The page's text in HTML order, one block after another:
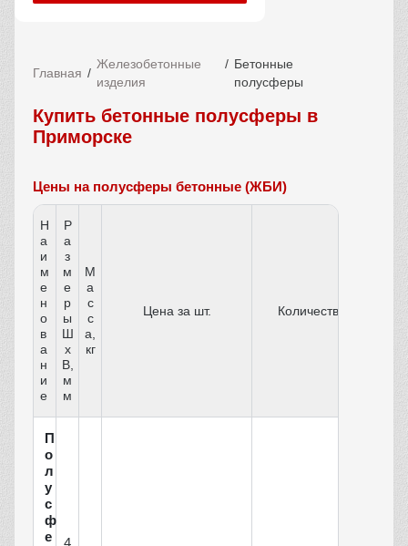
Главная
Железобетонные
изделия
Бетонные
полусферы
Купить бетонные полусферы в
Приморске
Цены на полусферы бетонные (ЖБИ)
Н
а
и
м
е
н
о
в
а
н
и
е
Р
а
з
м
е
р
ы
Ш
х
В,
м
м
М
а
с
с
а,
кг
Цена за шт. Количество
П
о
л
у
с
ф
е
4